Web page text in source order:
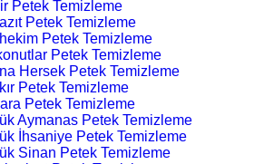
Petek Temizleme
Petek Temizleme
Petek Temizleme
Petek Temizleme
Hersek Petek Temizleme
Petek Temizleme
Petek Temizleme
Aymanas Petek Temizleme
İhsaniye Petek Temizleme
Sinan Petek Temizleme